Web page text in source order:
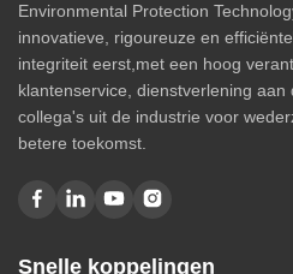
Environmental Protection
innovatieve, rigoureuze en
integriteit eerst,met een hoog
klantenservice, dienstverlening
collega's uit de industrie voor
betere toekomst.
Snelle koppelingen